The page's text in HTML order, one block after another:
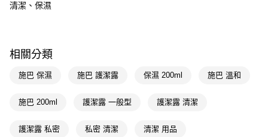
街口支付
Google Pay
AFTEE先享後付
【關於「AFTEE先享後付」】
便利好安心！
１．簡單：不需註冊會員、不需綁卡、不需儲值。
清潔、保濕
相關分類
施巴 保濕 施巴 護潔露 保濕 200ml 施巴 溫和
施巴 200ml 護潔露 一般型 護潔露 清潔
護潔露 私密 私密 清潔 清潔 用品